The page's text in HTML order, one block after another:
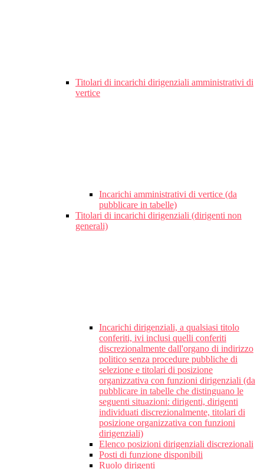
Titolari di incarichi dirigenziali amministrativi di
vertice
Incarichi amministrativi di vertice (da
pubblicare in tabelle)
Titolari di incarichi dirigenziali (dirigenti non
generali)
Incarichi dirigenziali, a qualsiasi titolo
conferiti, ivi inclusi quelli conferiti
discrezionalmente dall'organo di indirizzo
politico senza procedure pubbliche di
selezione e titolari di posizione
organizzativa con funzioni dirigenziali (da
pubblicare in tabelle che distinguano le
seguenti situazioni: dirigenti, dirigenti
individuati discrezionalmente, titolari di
posizione organizzativa con funzioni
dirigenziali)
Elenco posizioni dirigenziali discrezionali
Posti di funzione disponibili
Ruolo dirigenti